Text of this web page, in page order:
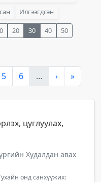
Илгээгдсэн
20 30 40 50
5 6 … › »
цуглуулах,
Худалдан авах
онд санхүүжих: